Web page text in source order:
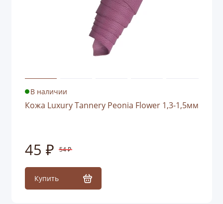
В наличии
Кожа Luxury Tannery Peonia Flower 1,3-1,5мм
45 ₽ 54 ₽
Купить